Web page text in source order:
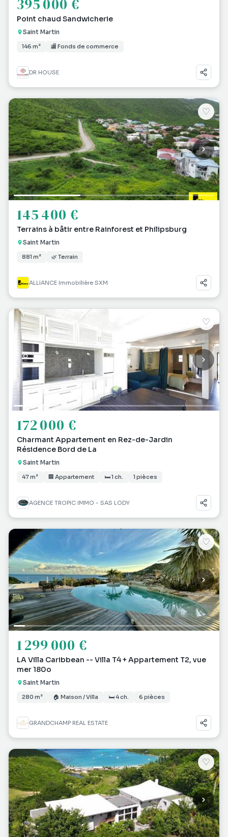
395 000 €
Point chaud Sandwicherie
Saint Martin
146 m² 🏬 Fonds de commerce
DR HOUSE
♡
145 400 €
Terrains à bâtir entre Rainforest et Philipsburg
Saint Martin
881 m² 🌿 Terrain
ALLIANCE Immobilière SXM
♡
172 000 €
Charmant Appartement en Rez-de-Jardin
Résidence Bord de La
Saint Martin
47 m² 🏢 Appartement 🛏 1 ch. 1 pièces
AGENCE TROPIC IMMO - SAS LODY
♡
1 299 000 €
LA Villa Caribbean -- Villa T4 + Appartement T2, vue
mer 180o
Saint Martin
280 m² 🏠 Maison / Villa 🛏 4 ch. 6 pièces
GRANDCHAMP REAL ESTATE
♡